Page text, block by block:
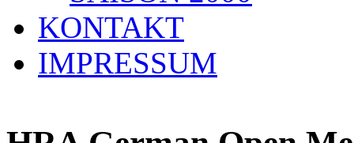
KONTAKT
IMPRESSUM